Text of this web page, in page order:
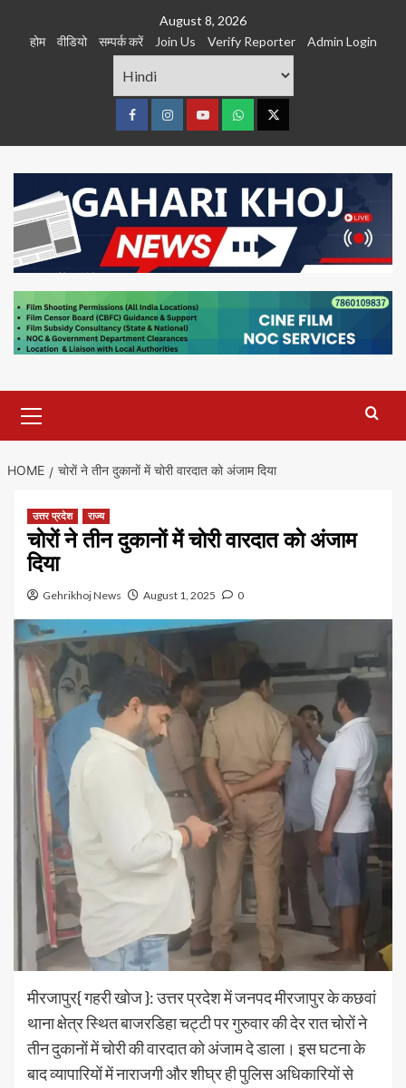
August 8, 2026
होम
वीडियो सम्पर्क करें Join Us Verify Reporter Admin Login
FacebookInstagramyoutubeWhatsTwitter
Menu
HOME चाेराें ने तीन दुकानाें में चाेरी वारदात काे अंजाम दिया
उत्तर प्रदेश राज्य
चाेराें ने तीन दुकानाें में चाेरी वारदात काे अंजाम
दिया
Gehrikhoj News August 1, 2025 0
मीरजापुर{ गहरी खोज }: उत्तर प्रदेश में जनपद मीरजापुर के कछवां
थाना क्षेत्र स्थित बाजरडिहा चट्टी पर गुरुवार की देर रात चाेराें ने
तीन दुकानाें में चाेरी की वारदात काे अंजाम दे डाला। इस घटना के
बाद व्यापारियाें में नाराजगी और शीघ्र ही पुलिस अधिकारियाें से